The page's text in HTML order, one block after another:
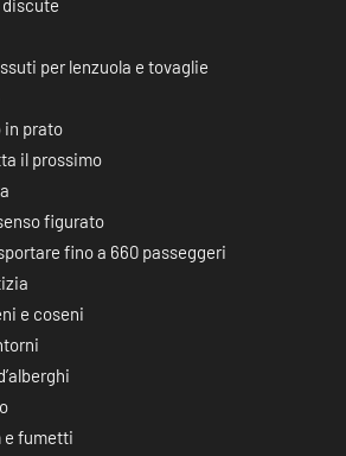
per lenzuola e tovaglie
in prato
il prossimo
figurato
fino a 660 passeggeri
e coseni
e fumetti